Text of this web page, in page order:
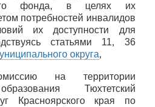
фонда, в целях их
потребностей инвалидов
их доступности для
статьями 11, 36
округа,
на территории
Тюхтетский
Красноярского края по